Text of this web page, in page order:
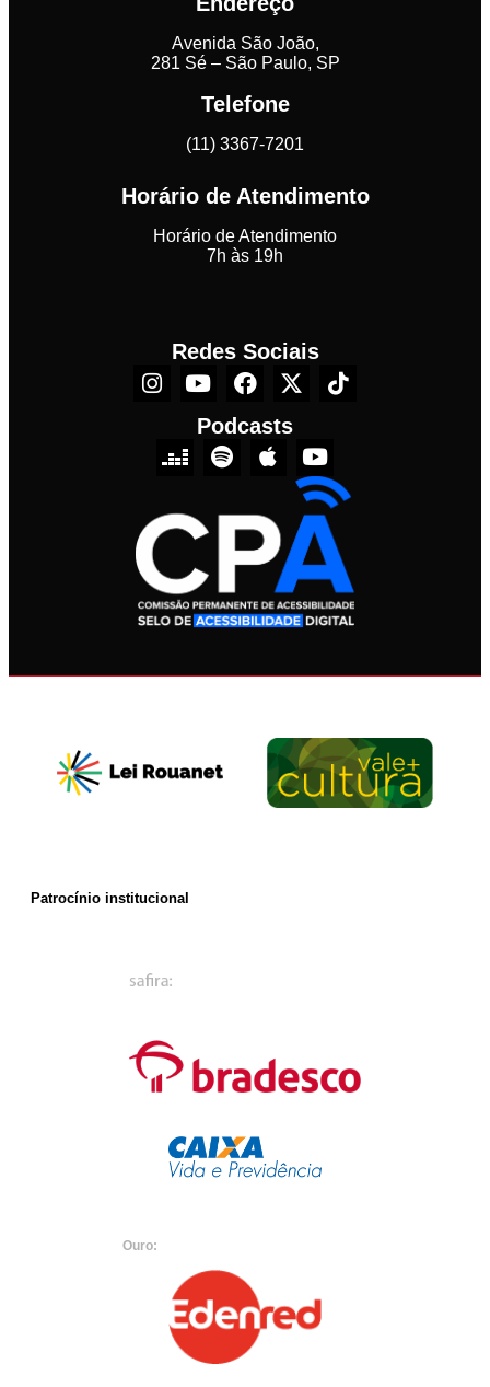
Avenida São João,
281 Sé – São Paulo, SP
Telefone
(11) 3367-7201
Horário de Atendimento
Horário de Atendimento
7h às 19h
Redes Sociais
Podcasts
Patrocínio institucional
Ouro: